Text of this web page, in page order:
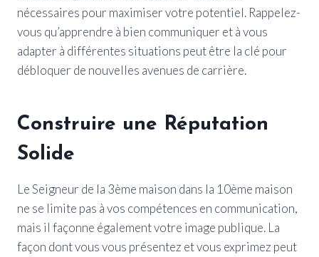
nécessaires pour maximiser votre potentiel. Rappelez-
vous qu’apprendre à bien communiquer et à vous
adapter à différentes situations peut être la clé pour
débloquer de nouvelles avenues de carrière.
Construire une Réputation
Solide
Le Seigneur de la 3ème maison dans la 10ème maison
ne se limite pas à vos compétences en communication,
mais il façonne également votre image publique. La
façon dont vous vous présentez et vous exprimez peut